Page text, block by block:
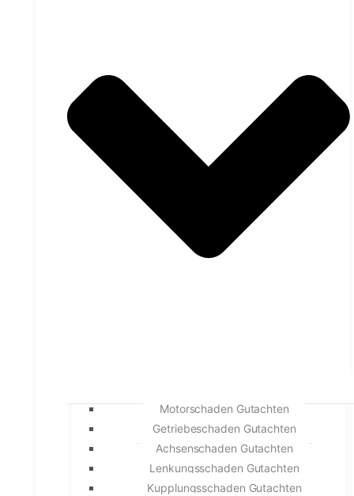
Motorschaden Gutachten
Getriebeschaden Gutachten
Achsenschaden Gutachten
Lenkungsschaden Gutachten
Kupplungsschaden Gutachten